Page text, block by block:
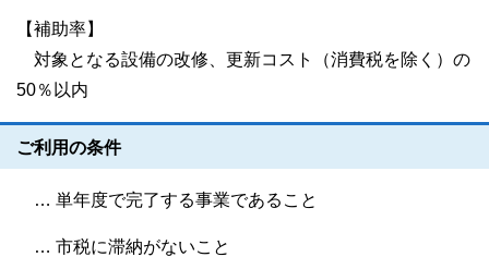
【補助率】
対象となる設備の改修、更新コスト（消費税を除く）の
50％以内
ご利用の条件
… 単年度で完了する事業であること
… 市税に滞納がないこと